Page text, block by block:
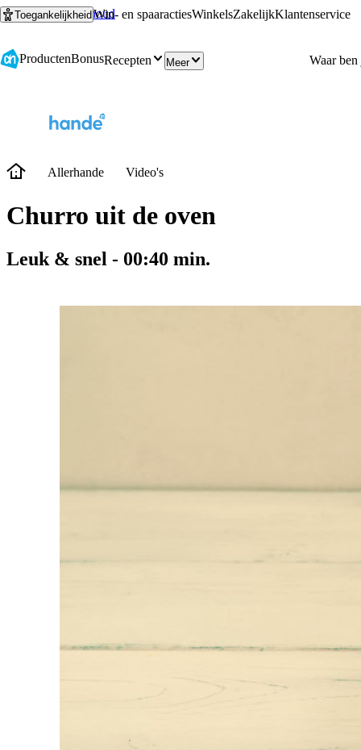
Ga naar hoofdinhoud
Ga naar zoeken
ToegankelijkheidWin- en spaaractiesWinkelsZakelijkKlantenservice
ProductenBonusRecepten Meer
Allerhande Video's
Churro uit de oven
Leuk & snel - 00:40 min.